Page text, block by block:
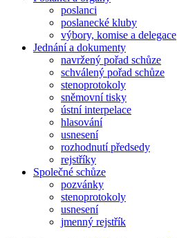
poslanci
poslanecké kluby
výbory, komise a delegace
Jednání a dokumenty
navržený pořad schůze
schválený pořad schůze
stenoprotokoly
sněmovní tisky
ústní interpelace
hlasování
usnesení
rozhodnutí předsedy
rejstříky
Společné schůze
pozvánky
stenoprotokoly
usnesení
jmenný rejstřík